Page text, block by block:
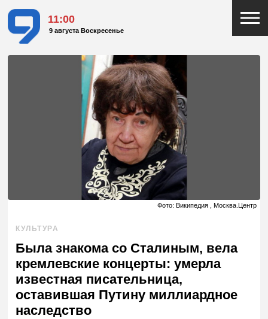
11:00
9 августа Воскресенье
Фото: Википедия , Москва.Центр
КУЛЬТУРА
Была знакома со Сталиным, вела
кремлевские концерты: умерла
известная писательница,
оставившая Путину миллиардное
наследство